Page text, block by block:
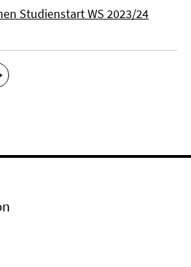
Studienstart WS 2023/24